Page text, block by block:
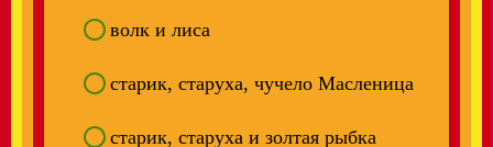
волк и лиса
старик, старуха, чучело Масленица
старик, старуха и золтая рыбка